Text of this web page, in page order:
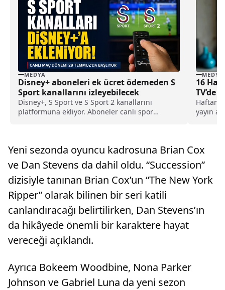
MEDYA
Disney+ aboneleri ek ücret ödemeden S
Sport kanallarını izleyebilecek
Disney+, S Sport ve S Sport 2 kanallarını
platformuna ekliyor. Aboneler canlı spor
MEDYA
16
TV’de
yayın
Yeni sezonda oyuncu kadrosuna Brian Cox
ve Dan Stevens da dahil oldu. “Succession”
dizisiyle tanınan Brian Cox’un “The New York
Ripper” olarak bilinen bir seri katili
canlandıracağı belirtilirken, Dan Stevens’ın
da hikâyede önemli bir karaktere hayat
vereceği açıklandı.
Ayrıca Bokeem Woodbine, Nona Parker
Johnson ve Gabriel Luna da yeni sezon